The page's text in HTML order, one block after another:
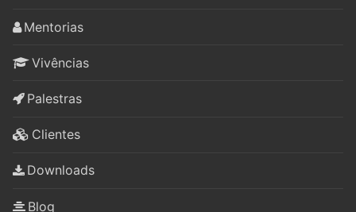
Mentorias
Vivências
Palestras
Clientes
Downloads
Blog